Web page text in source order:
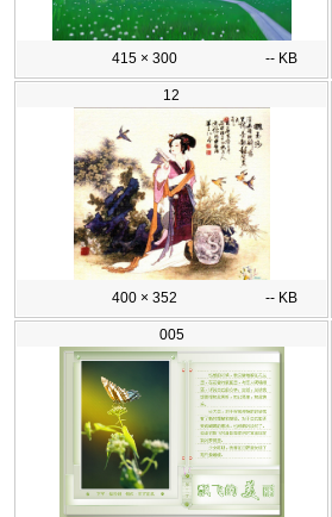
415 × 300 -- KB
12
400 × 352 -- KB
005